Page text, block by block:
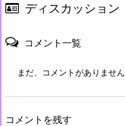
ディスカッション
コメント一覧
まだ、コメントがありません
コメントを残す